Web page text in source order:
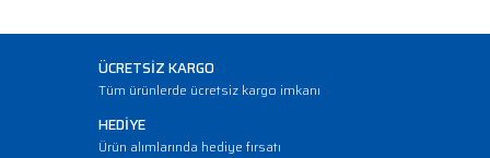
ÜCRETSİZ KARGO
Tüm ürünlerde ücretsiz kargo imkanı
HEDİYE
Ürün alımlarında hediye fırsatı